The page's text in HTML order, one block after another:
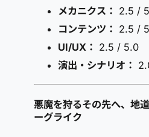
メカニクス： 2.5 /
コンテンツ： 2.5 /
UI/UX： 2.5 / 5.0
演出・シナリオ：
悪魔を狩るその先へ、地
ーグライク